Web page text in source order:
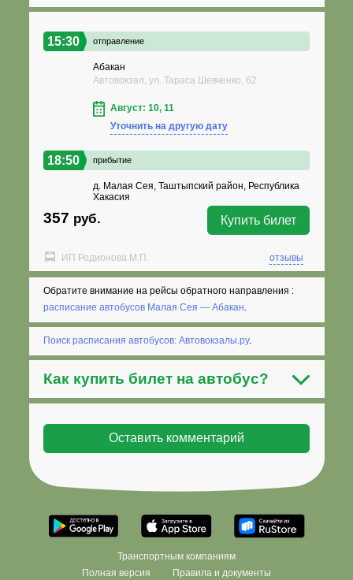
15:30 отправление
Абакан
Автовокзал, ул. Тараса Шевченко, 62
Август: 10, 11
Уточнить на другую дату
18:50 прибытие
д. Малая Сея, Таштыпский район, Республика
Хакасия
357 руб. Купить билет
ИП Родионова М.П. отзывы
Обратите внимание на рейсы обратного направления :
расписание автобусов Малая Сея — Абакан.
Поиск расписания автобусов: Автовокзалы.ру.
Как купить билет на автобус?
Транспортным компаниям
Полная версия
Правила и документы